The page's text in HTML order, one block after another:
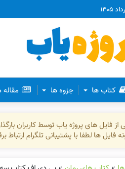
کتاب ها جزوه ها
از فایل های پروژه یاب توسط کاربران
فایل ها لطفا با پشتیبانی تلگرام